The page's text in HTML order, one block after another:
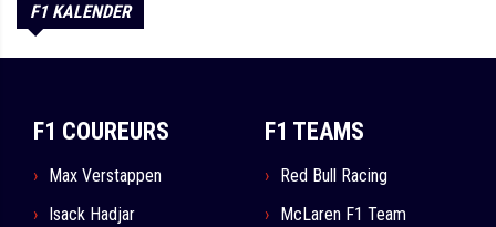
F1 KALENDER
F1 COUREURS
Max Verstappen
Isack Hadjar
F1 TEAMS
Red Bull Racing
McLaren F1 Team